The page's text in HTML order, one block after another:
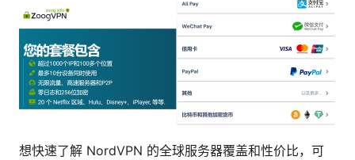
想快速了解 NordVPN 的全球服务器覆盖和性价比，可